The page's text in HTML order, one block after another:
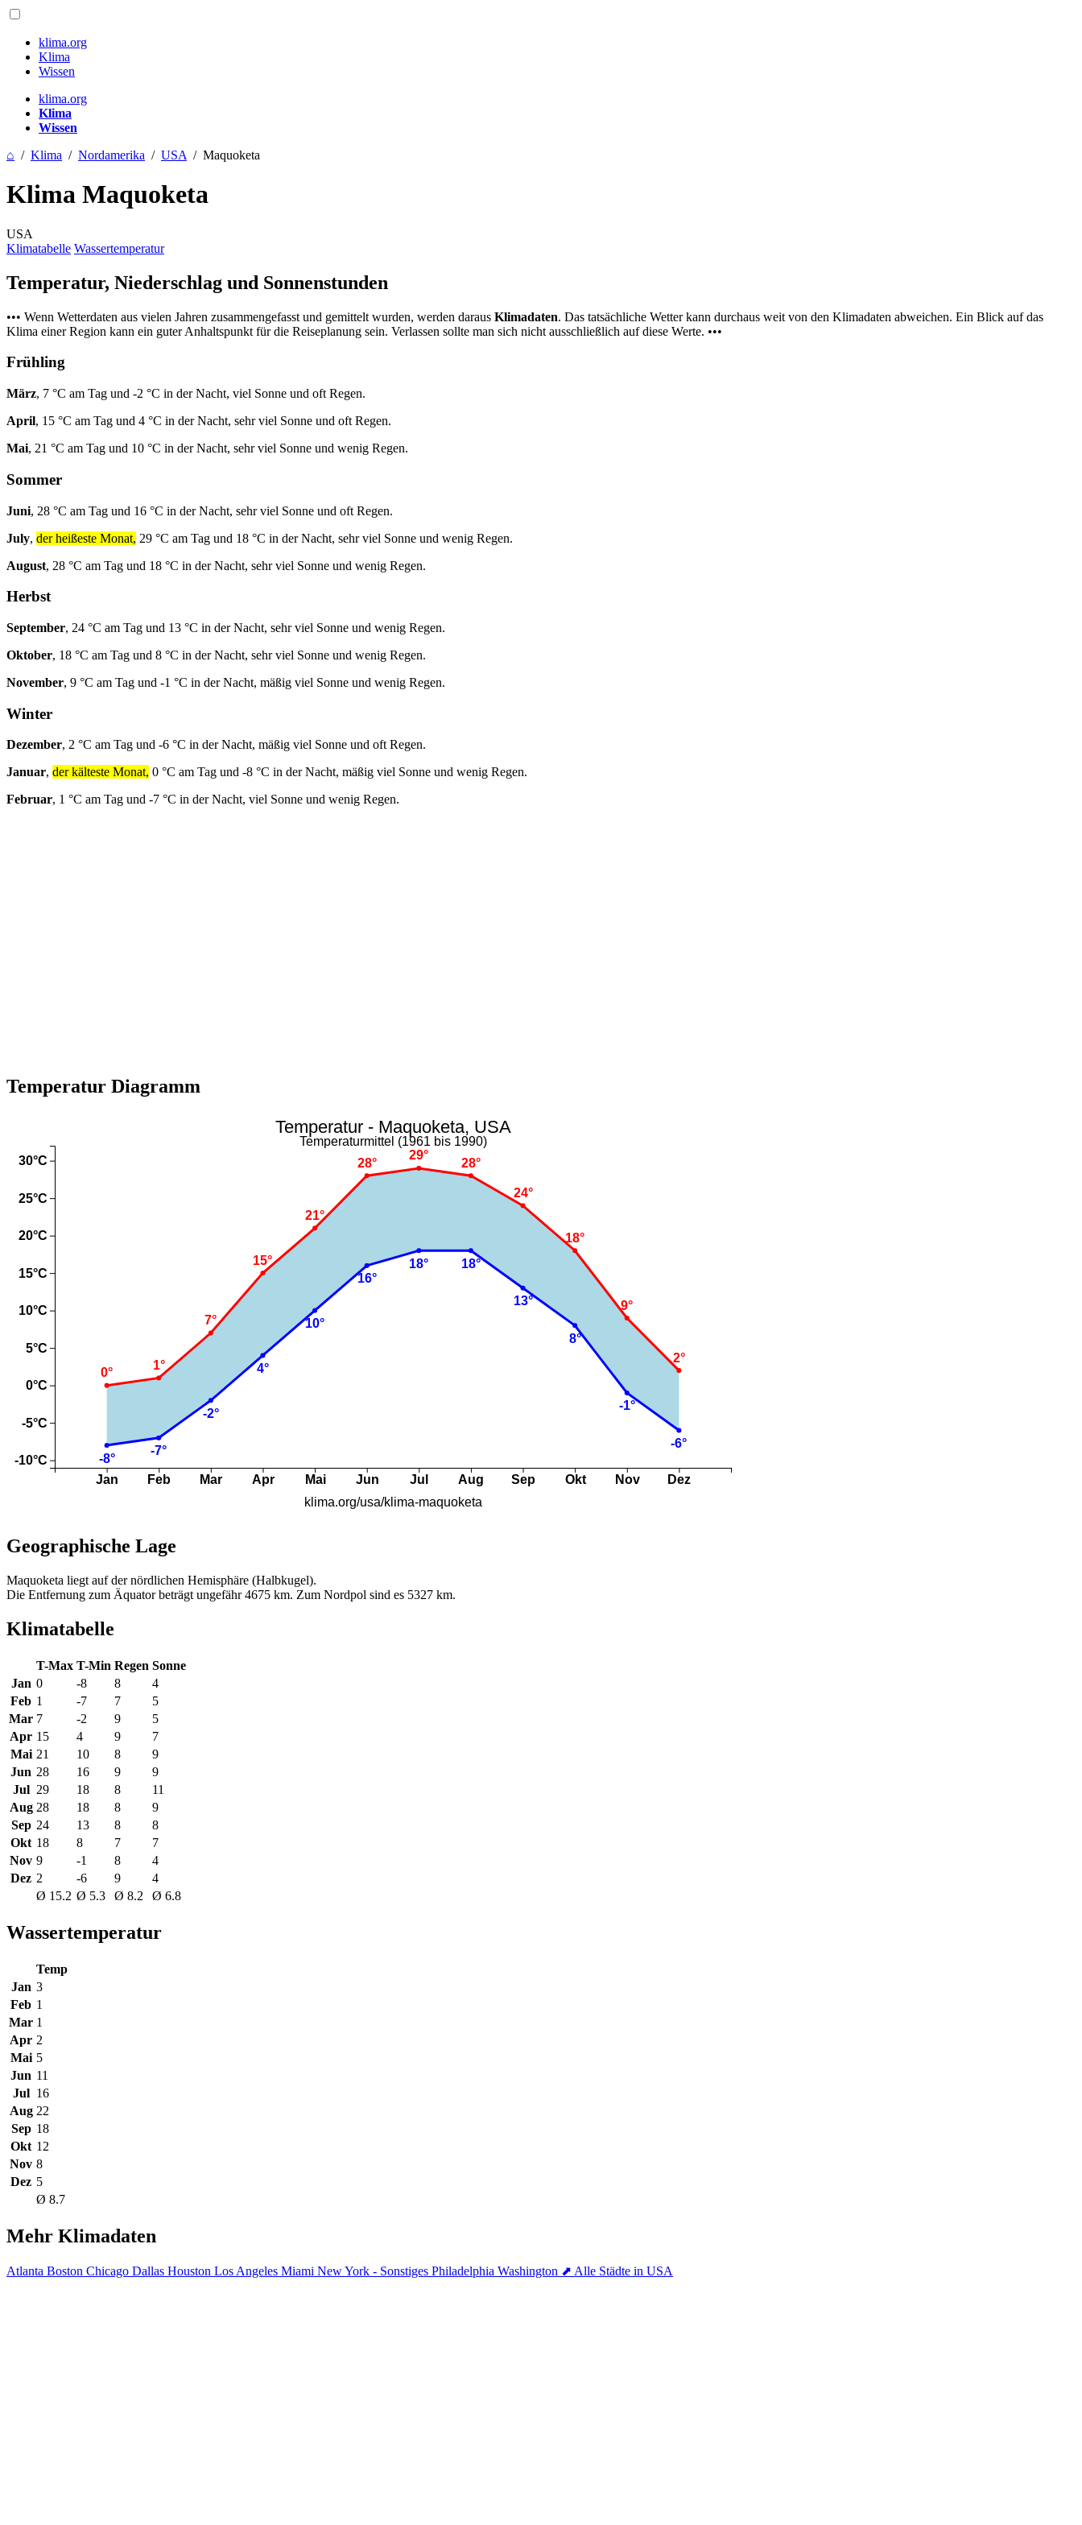
klima.org
Klima
Wissen
klima.org
Klima
Wissen
⌂ / Klima / Nordamerika / USA / Maquoketa
Klima Maquoketa
USA
Klimatabelle Wassertemperatur
Temperatur, Niederschlag und Sonnenstunden
••• Wenn Wetterdaten aus vielen Jahren zusammengefasst und gemittelt wurden, werden daraus Klimadaten. Das tatsächliche Wetter kann durchaus weit von den Klimadaten abweichen. Ein Blick auf das
Klima einer Region kann ein guter Anhaltspunkt für die Reiseplanung sein. Verlassen sollte man sich nicht ausschließlich auf diese Werte. •••
Frühling
März, 7 °C am Tag und -2 °C in der Nacht, viel Sonne und oft Regen.
April, 15 °C am Tag und 4 °C in der Nacht, sehr viel Sonne und oft Regen.
Mai, 21 °C am Tag und 10 °C in der Nacht, sehr viel Sonne und wenig Regen.
Sommer
Juni, 28 °C am Tag und 16 °C in der Nacht, sehr viel Sonne und oft Regen.
July, der heißeste Monat, 29 °C am Tag und 18 °C in der Nacht, sehr viel Sonne und wenig Regen.
August, 28 °C am Tag und 18 °C in der Nacht, sehr viel Sonne und wenig Regen.
Herbst
September, 24 °C am Tag und 13 °C in der Nacht, sehr viel Sonne und wenig Regen.
Oktober, 18 °C am Tag und 8 °C in der Nacht, sehr viel Sonne und wenig Regen.
November, 9 °C am Tag und -1 °C in der Nacht, mäßig viel Sonne und wenig Regen.
Winter
Dezember, 2 °C am Tag und -6 °C in der Nacht, mäßig viel Sonne und oft Regen.
Januar, der kälteste Monat, 0 °C am Tag und -8 °C in der Nacht, mäßig viel Sonne und wenig Regen.
Februar, 1 °C am Tag und -7 °C in der Nacht, viel Sonne und wenig Regen.
Temperatur Diagramm
Geographische Lage
Maquoketa liegt auf der nördlichen Hemisphäre (Halbkugel).
Die Entfernung zum Äquator beträgt ungefähr 4675 km. Zum Nordpol sind es 5327 km.
Klimatabelle
T-Max T-Min Regen Sonne
Jan 0 -8 8
4
Feb 1 -7 7
5
Mar 7 -2 9
5
Apr 15 4 9
7
Mai 21 10 8
9
Jun 28 16 9
9
Jul 29 18 8
11
Aug 28 18 8
9
Sep 24 13 8
8
Okt 18 8 7
7
Nov 9 -1 8
4
Dez 2 -6 9
4
Ø 15.2 Ø 5.3 Ø 8.2 Ø 6.8
Wassertemperatur
Temp
Jan 3
Feb 1
Mar 1
Apr 2
Mai 5
Jun 11
Jul 16
Aug 22
Sep 18
Okt 12
Nov 8
Dez 5
Ø 8.7
Mehr Klimadaten
Atlanta Boston Chicago Dallas Houston Los Angeles Miami New York - Sonstiges Philadelphia Washington ⬈ Alle Städte in USA